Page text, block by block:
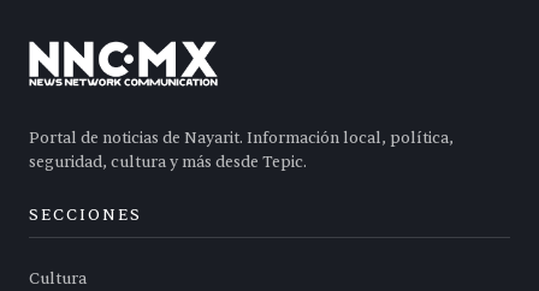
Portal de noticias de Nayarit. Información local, política,
seguridad, cultura y más desde Tepic.
SECCIONES
Cultura